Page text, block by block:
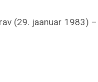
(29. jaanuar 1983)